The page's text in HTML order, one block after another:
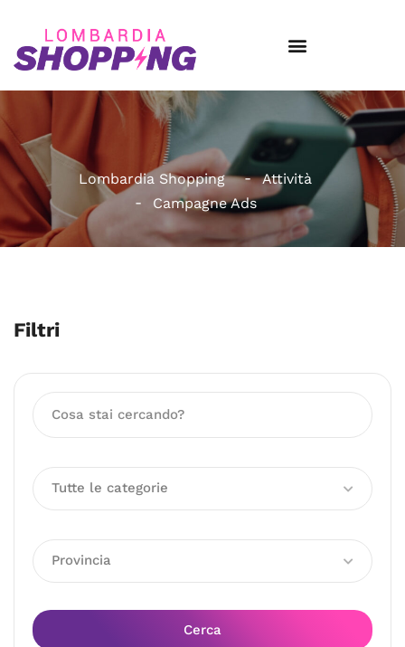
Lombardia Shopping
Attività
Campagne Ads
Filtri
Tutte le categorie
Provincia
Cerca